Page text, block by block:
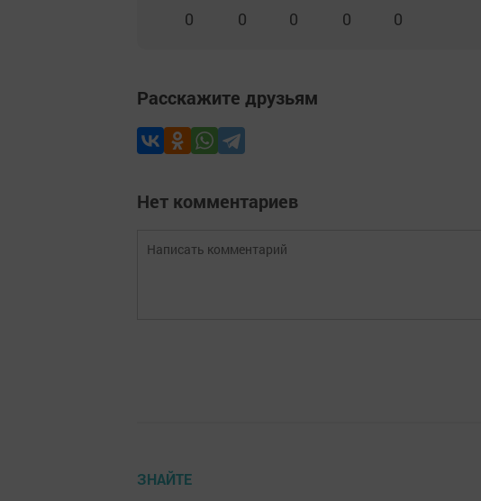
0 0 0 0 0
Расскажите друзьям
Нет комментариев
ЗНАЙТЕ